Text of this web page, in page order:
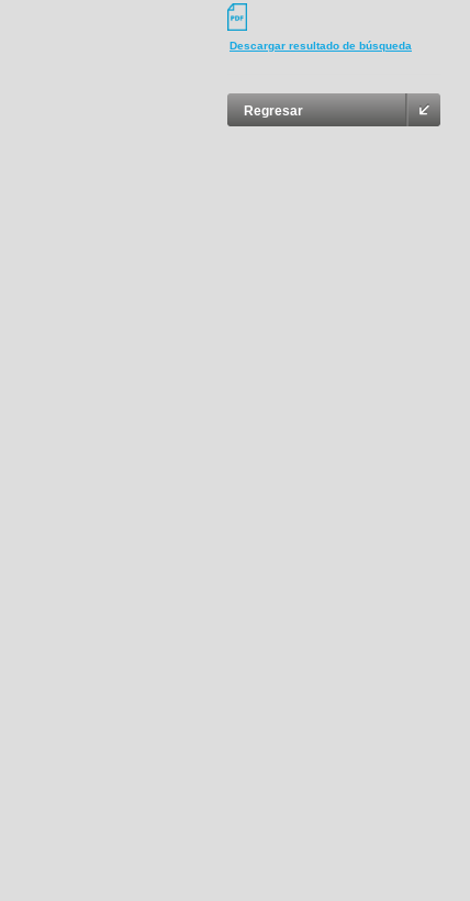
Descargar resultado de búsqueda
Regresar